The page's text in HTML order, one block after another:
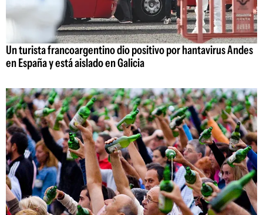
Un turista francoargentino dio positivo por hantavirus Andes
en España y está aislado en Galicia